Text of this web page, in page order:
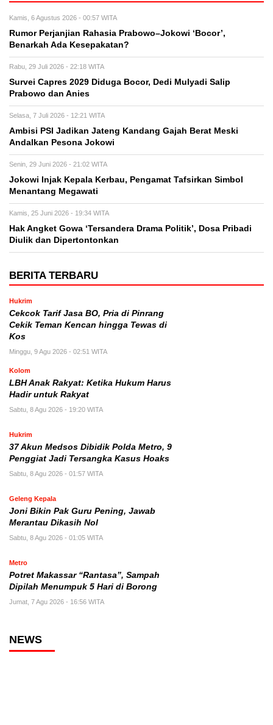
Kamis, 6 Agustus 2026 - 00:57 WITA
Rumor Perjanjian Rahasia Prabowo–Jokowi ‘Bocor’,
Benarkah Ada Kesepakatan?
Rabu, 29 Juli 2026 - 22:18 WITA
Survei Capres 2029 Diduga Bocor, Dedi Mulyadi Salip
Prabowo dan Anies
Selasa, 7 Juli 2026 - 12:21 WITA
Ambisi PSI Jadikan Jateng Kandang Gajah Berat Meski
Andalkan Pesona Jokowi
Senin, 29 Juni 2026 - 21:02 WITA
Jokowi Injak Kepala Kerbau, Pengamat Tafsirkan Simbol
Menantang Megawati
Kamis, 25 Juni 2026 - 19:34 WITA
Hak Angket Gowa ‘Tersandera Drama Politik’, Dosa Pribadi
Diulik dan Dipertontonkan
BERITA TERBARU
Hukrim
Cekcok Tarif Jasa BO, Pria di Pinrang
Cekik Teman Kencan hingga Tewas di
Kos
Minggu, 9 Agu 2026 - 02:51 WITA
Kolom
LBH Anak Rakyat: Ketika Hukum Harus
Hadir untuk Rakyat
Sabtu, 8 Agu 2026 - 19:20 WITA
Hukrim
37 Akun Medsos Dibidik Polda Metro, 9
Penggiat Jadi Tersangka Kasus Hoaks
Sabtu, 8 Agu 2026 - 01:57 WITA
Geleng Kepala
Joni Bikin Pak Guru Pening, Jawab
Merantau Dikasih Nol
Sabtu, 8 Agu 2026 - 01:05 WITA
Metro
Potret Makassar “Rantasa”, Sampah
Dipilah Menumpuk 5 Hari di Borong
Jumat, 7 Agu 2026 - 16:56 WITA
NEWS